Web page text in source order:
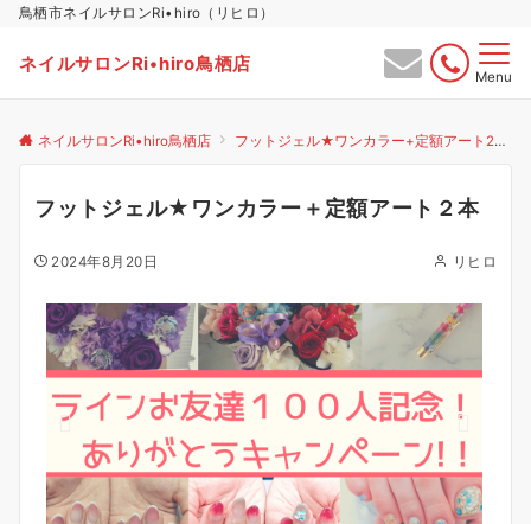
鳥栖市ネイルサロンRi•hiro（リヒロ）
ネイルサロンRi•hiro鳥栖店
Menu
ネイルサロンRi•hiro鳥栖店 フットジェル★ワンカラー+定額アート2本
フットジェル★ワンカラー＋定額アート２本
2024年8月20日 リヒロ